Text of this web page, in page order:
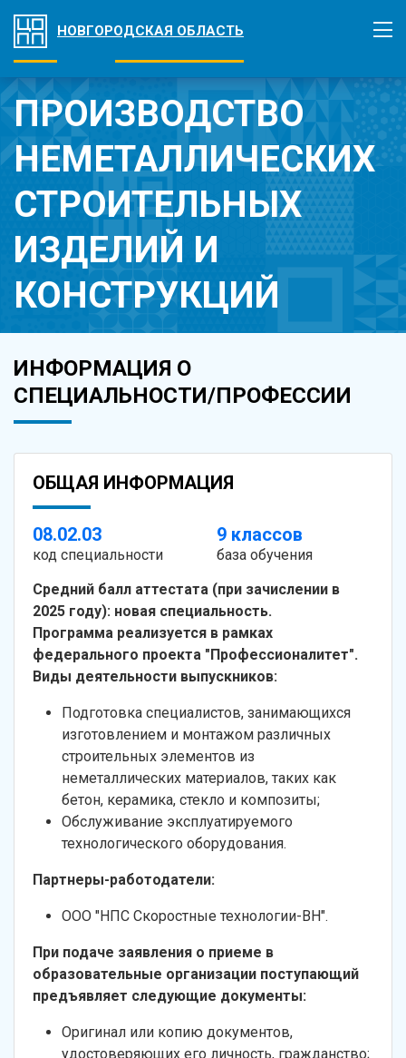
НОВГОРОДСКАЯ ОБЛАСТЬ
ПРОИЗВОДСТВО
НЕМЕТАЛЛИЧЕСКИХ
СТРОИТЕЛЬНЫХ
ИЗДЕЛИЙ И
КОНСТРУКЦИЙ
ИНФОРМАЦИЯ О
СПЕЦИАЛЬНОСТИ/ПРОФЕССИИ
ОБЩАЯ ИНФОРМАЦИЯ
08.02.03
код специальности
9 классов
база обучения
Средний балл аттестата (при зачислении в
2025 году): новая специальность.
Программа реализуется в рамках
федерального проекта "Профессионалитет".
Виды деятельности выпускников:
Подготовка специалистов, занимающихся
изготовлением и монтажом различных
строительных элементов из
неметаллических материалов, таких как
бетон, керамика, стекло и композиты;
Обслуживание эксплуатируемого
технологического оборудования.
Партнеры-работодатели:
ООО "НПС Скоростные технологии-ВН".
При подаче заявления о приеме в
образовательные организации поступающий
предъявляет следующие документы:
Оригинал или копию документов,
удостоверяющих его личность, гражданство;